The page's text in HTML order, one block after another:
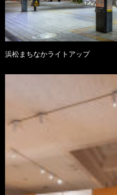
浜松まちなかライトアップ